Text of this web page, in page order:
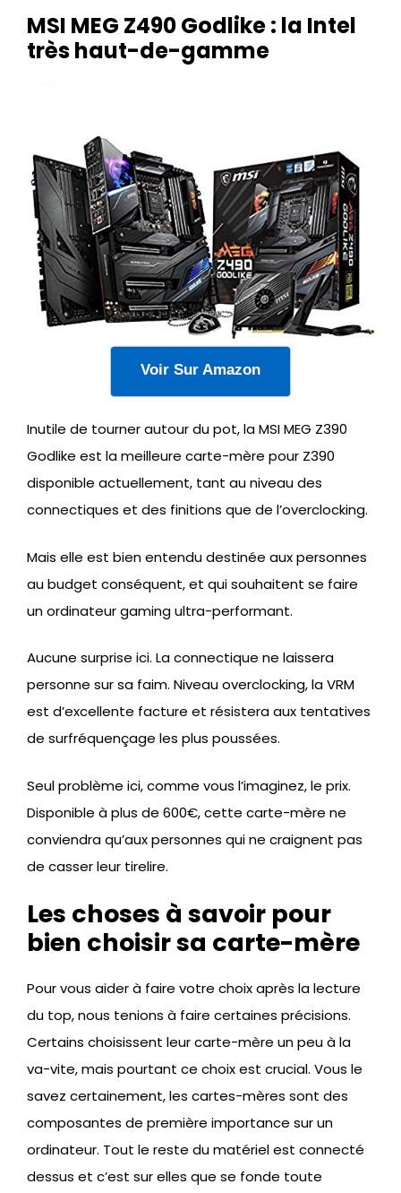
MSI MEG Z490 Godlike : la Intel
très haut-de-gamme
Voir Sur Amazon
Inutile de tourner autour du pot, la MSI MEG Z390
Godlike est la meilleure carte-mère pour Z390
disponible actuellement, tant au niveau des
connectiques et des finitions que de l’overclocking.
Mais elle est bien entendu destinée aux personnes
au budget conséquent, et qui souhaitent se faire
un ordinateur gaming ultra-performant.
Aucune surprise ici. La connectique ne laissera
personne sur sa faim. Niveau overclocking, la VRM
est d’excellente facture et résistera aux tentatives
de surfréquençage les plus poussées.
Seul problème ici, comme vous l’imaginez, le prix.
Disponible à plus de 600€, cette carte-mère ne
conviendra qu’aux personnes qui ne craignent pas
de casser leur tirelire.
Les choses à savoir pour
bien choisir sa carte-mère
Pour vous aider à faire votre choix après la lecture
du top, nous tenions à faire certaines précisions.
Certains choisissent leur carte-mère un peu à la
va-vite, mais pourtant ce choix est crucial. Vous le
savez certainement, les cartes-mères sont des
composantes de première importance sur un
ordinateur. Tout le reste du matériel est connecté
dessus et c’est sur elles que se fonde toute